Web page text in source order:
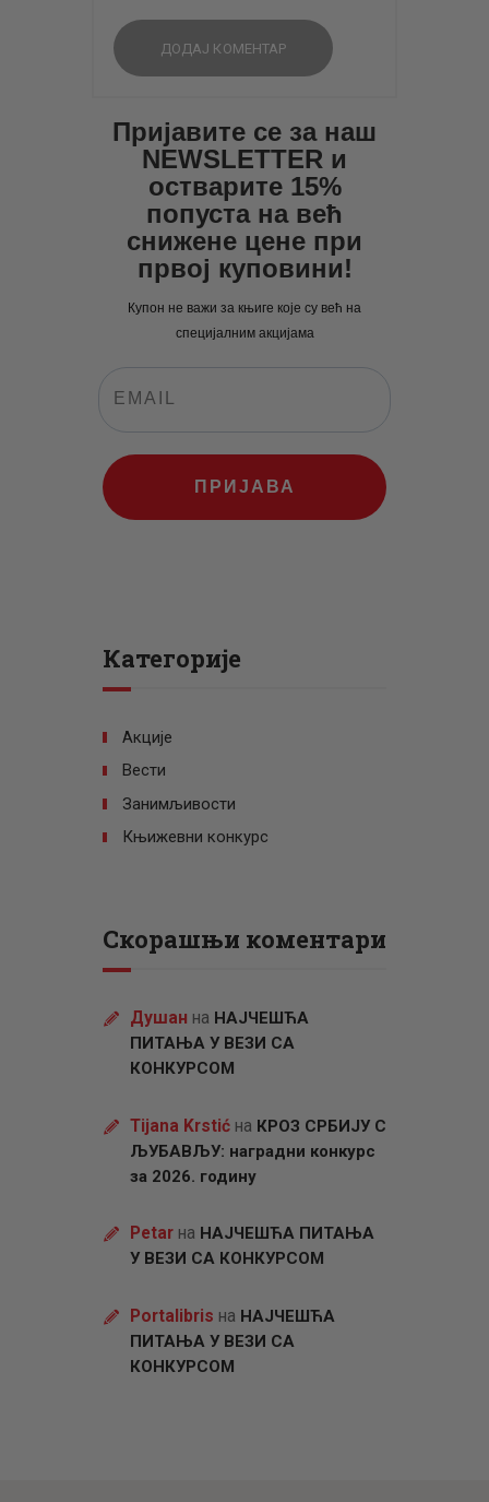
Пријавите се за наш
NEWSLETTER и
остварите 15%
попуста на већ
снижене цене при
првој куповини!
Купон не важи за књиге које су већ на
специјалним акцијама
ПРИЈАВА
Категорије
Акције
Вести
Занимљивости
Књижевни конкурс
Скорашњи коментари
Душан на НАЈЧЕШЋА
ПИТАЊА У ВЕЗИ СА
КОНКУРСОМ
Tijana Krstićна КРОЗ СРБИЈУ С
ЉУБАВЉУ: наградни конкурс
за 2026. годину
Petarна НАЈЧЕШЋА ПИТАЊА
У ВЕЗИ СА КОНКУРСОМ
Portalibris на НАЈЧЕШЋА
ПИТАЊА У ВЕЗИ СА
КОНКУРСОМ